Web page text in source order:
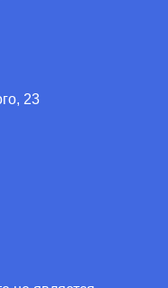
23